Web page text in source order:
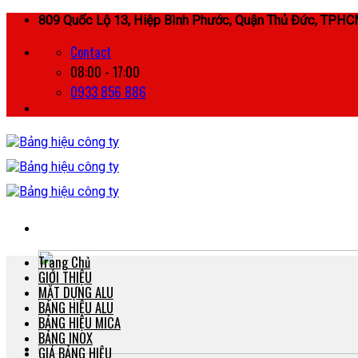
Skip
content
809 Quốc Lộ 13, Hiệp Bình Phước, Quận Thủ Đức,
Contact
08:00 - 17:00
0933 856 886
Trang Chủ
GIỚI THIỆU
MẶT DỰNG ALU
BẢNG HIỆU ALU
BẢNG HIỆU MICA
BẢNG INOX
GIÁ BẢNG HIỆU